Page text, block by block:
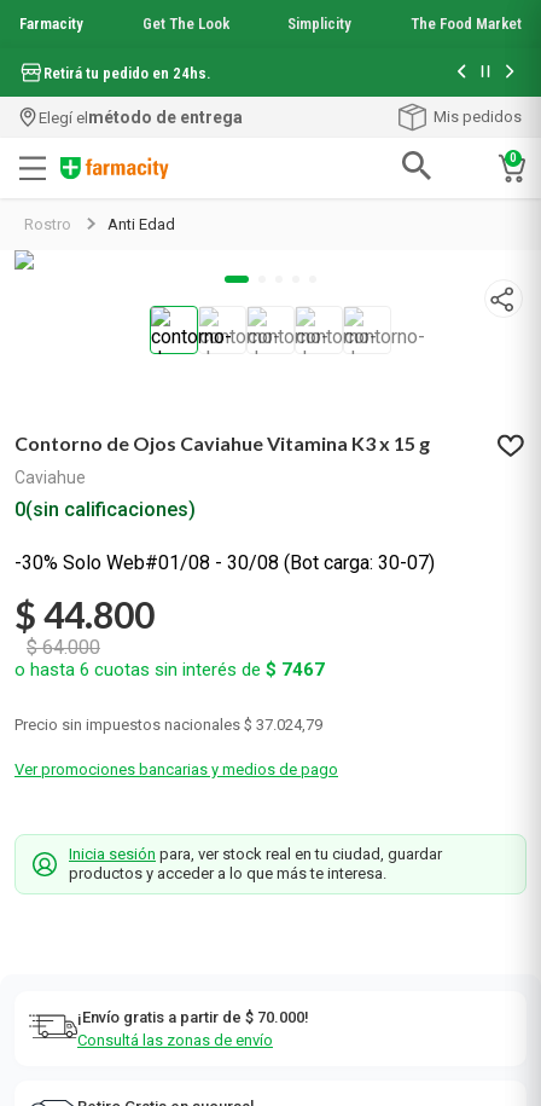
Farmacity Get The Look Simplicity The Food Market
Retirá tu pedido en 24hs. Hasta 6
Elegí elmétodo de entrega Mis pedidos
0
Rostro Anti Edad
Contorno de Ojos Caviahue Vitamina K3 x 15 g
Caviahue
0(sin calificaciones)
-30% Solo Web#01/08 - 30/08 (Bot carga: 30-07)
$44.800
$ 64.000
o hasta 6 cuotas sin interés de $ 7467
Precio sin impuestos nacionales $ 37.024,79
Ver promociones bancarias y medios de pago
Inicia sesión para, ver stock real en tu ciudad, guardar
productos y acceder a lo que más te interesa.
¡Envío gratis a partir de $ 70.000!
Consultá las zonas de envío
2.
8.protector solar
9.serum elvive
10
nyx